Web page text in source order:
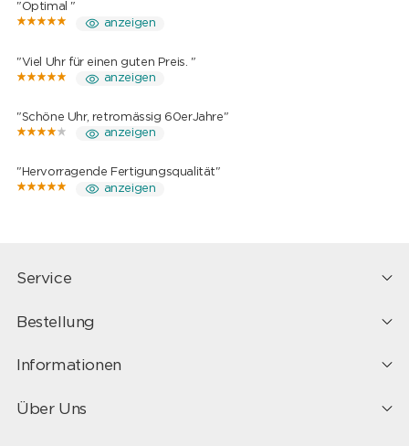
"Optimal "
anzeigen
"Viel Uhr für einen guten Preis. "
anzeigen
"Schöne Uhr, retromässig 60erJahre"
anzeigen
"Hervorragende Fertigungsqualität"
anzeigen
Service
Bestellung
Informationen
Über Uns